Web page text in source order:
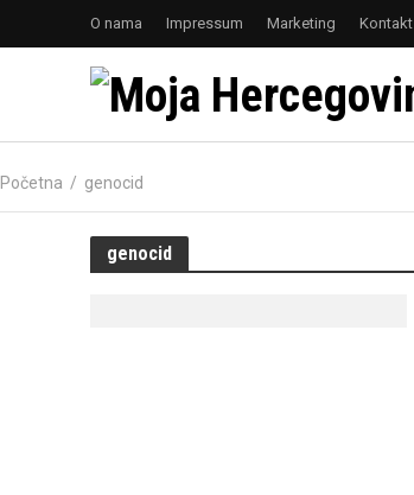
O nama Impressum Marketing Kontakt
Početna / genocid
genocid